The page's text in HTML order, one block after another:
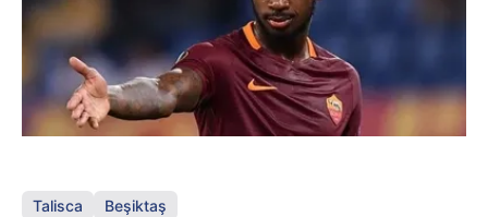
Talisca Beşiktaş